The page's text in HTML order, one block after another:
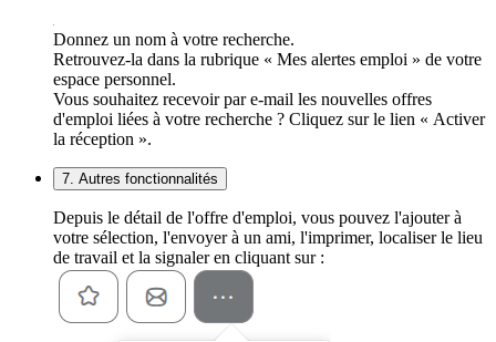
Donnez un nom à votre recherche.
Retrouvez-la dans la rubrique « Mes alertes emploi » de votre
espace personnel.
Vous souhaitez recevoir par e-mail les nouvelles offres
d'emploi liées à votre recherche ? Cliquez sur le lien « Activer
la réception ».
7. Autres fonctionnalités
Depuis le détail de l'offre d'emploi, vous pouvez l'ajouter à
votre sélection, l'envoyer à un ami, l'imprimer, localiser le lieu
de travail et la signaler en cliquant sur :